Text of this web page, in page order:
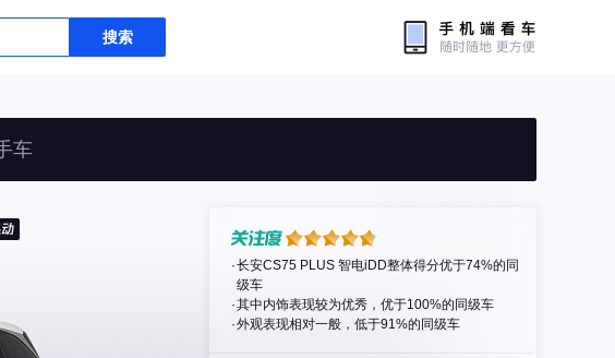
搜索
车
长安CS75 PLUS 智电iDD整体得分优于74%的同
级车
其中内饰表现较为优秀，优于100%的同级车
外观表现相对一般，低于91%的同级车